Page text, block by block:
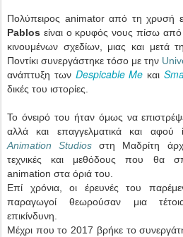
Πολύπειρος animator από τη χρυσή
Pablos είναι ο κρυφός νους πίσω από
κινουμένων σχεδίων, μιας και
Ποντίκι συνεργάστηκε τόσο με την
ανάπτυξη των Despicable Me και
δικές του ιστορίες.
Το όνειρό του ήταν όμως να
αλλά και επαγγελματικά και αφού
Animation Studios στη Μαδρίτη
τεχνικές και μεθόδους που θα
animation στα όριά του.
Επί χρόνια, οι έρευνές του
παραγωγοί θεωρούσαν μια
επικίνδυνη.
Μέχρι που το 2017 βρήκε το